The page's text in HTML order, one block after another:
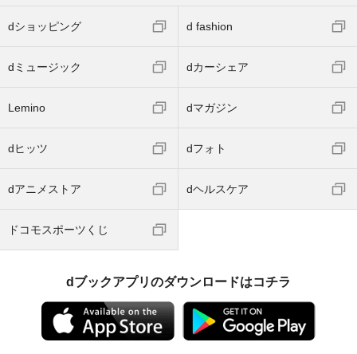
dショッピング d fashion
dミュージック dカーシェア
Lemino dマガジン
dヒッツ dフォト
dアニメストア dヘルスケア
ドコモスポーツくじ
dブックアプリのダウンロードはコチラ